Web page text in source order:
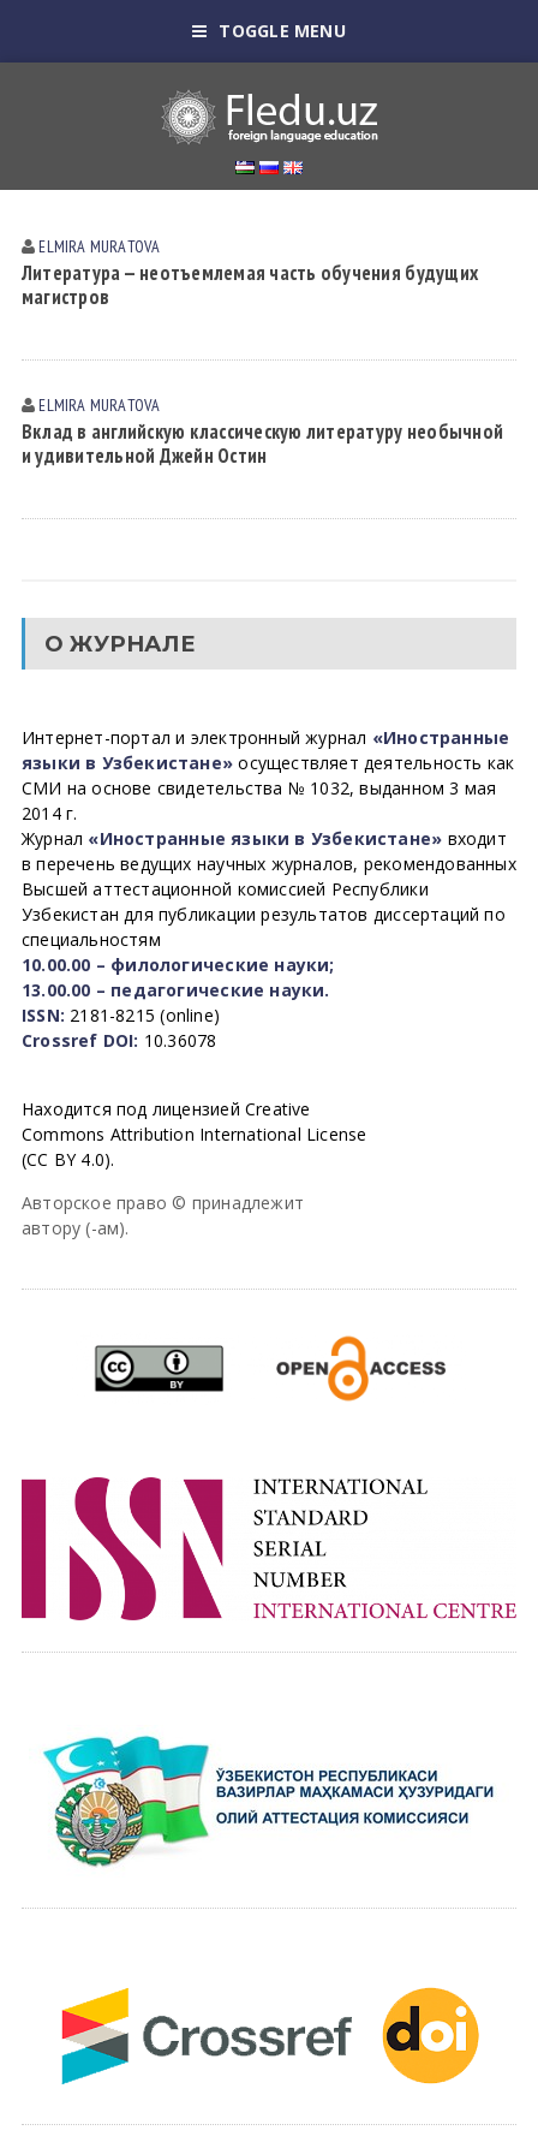
TOGGLE MENU
ELMIRA MURАTOVА
Литература — неотъемлемая часть обучения будущих
магистров
ELMIRA MURАTOVА
Вклад в английскую классическую литературу необычной
и удивительной Джейн Остин
О ЖУРНАЛЕ
Интернет-портал и электронный журнал «Иностранные
языки в Узбекистане» осуществляет деятельность как
СМИ на основе свидетельства № 1032, выданном 3 мая
2014 г.
Журнал «Иностранные языки в Узбекистане» входит
в перечень ведущих научных журналов, рекомендованных
Высшей аттестационной комиссией Республики
Узбекистан для публикации результатов диссертаций по
специальностям
10.00.00 – филологические науки;
13.00.00 – педагогические науки.
ISSN: 2181-8215 (online)
Crossref DOI: 10.36078
Находится под лицензией Creative
Commons Attribution International License
(CC BY 4.0).
Авторское право © принадлежит
автору (-ам).